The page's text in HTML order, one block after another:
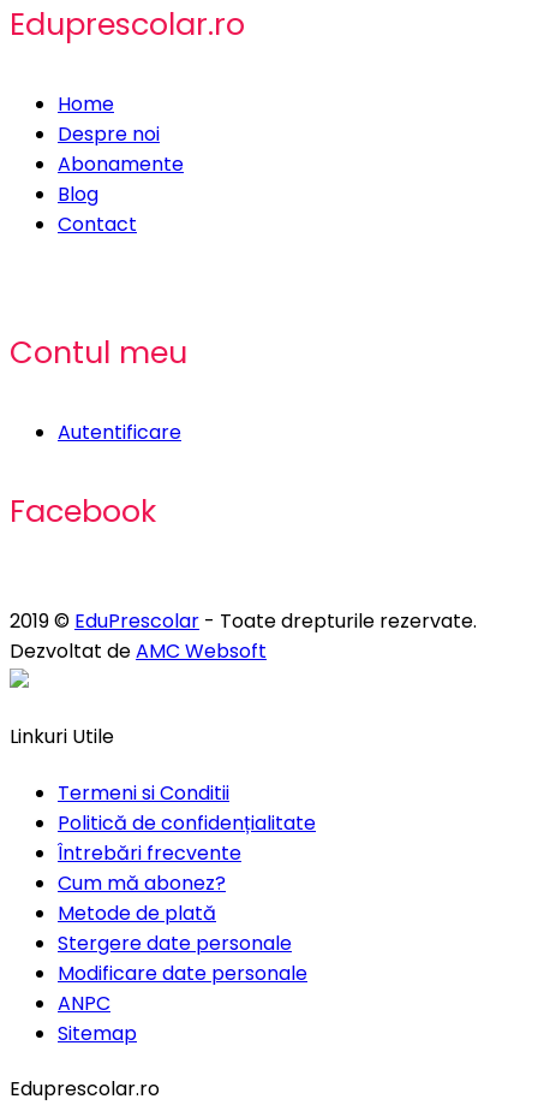
Eduprescolar.ro
Home
Despre noi
Abonamente
Blog
Contact
Contul meu
Autentificare
Facebook
2019 © EduPrescolar - Toate drepturile rezervate.
Dezvoltat deAMC Websoft
Linkuri Utile
Termeni si Conditii
Politică de confidențialitate
Întrebări frecvente
Cum mă abonez?
Metode de plată
Stergere date personale
Modificare date personale
ANPC
Sitemap
Eduprescolar.ro